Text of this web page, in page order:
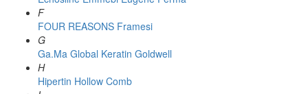
F
FOUR REASONS Framesi
G
Ga.Ma Global Keratin Goldwell
H
Hipertin Hollow Comb